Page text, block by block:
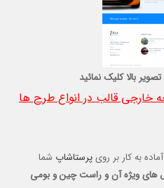
بالا کلیک نمائید
قالب در انواع طرح ها
به کار بر رویپرستاشاپ شما
های ویژه آن و راست چین و بومی